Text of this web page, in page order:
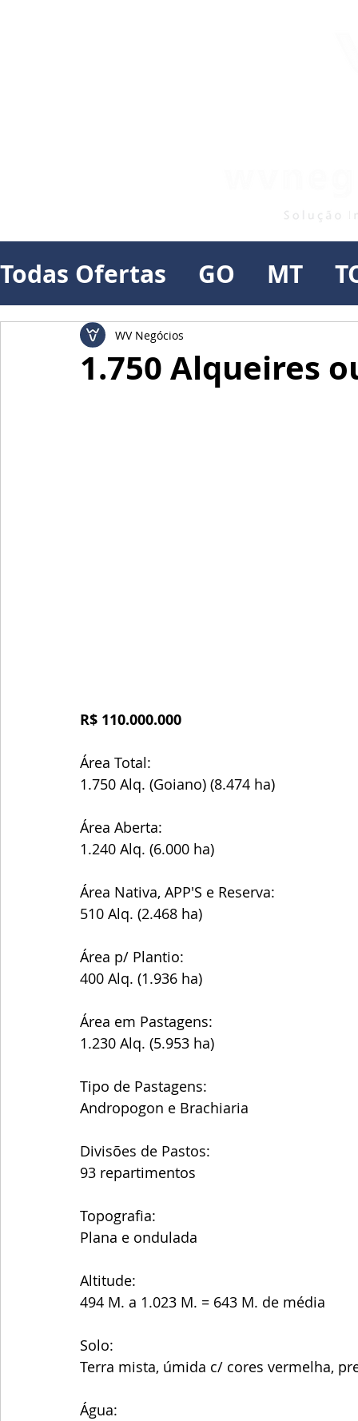
Todas Ofertas GO MT
1.750 Alqueires
WV Negócios
R$ 110.000.000
Área Total:
1.750 Alq. (Goiano) (8.474 ha)
Área Aberta:
1.240 Alq. (6.000 ha)
Área Nativa, APP'S e Reserva:
510 Alq. (2.468 ha)
Área p/ Plantio:
400 Alq. (1.936 ha)
Área em Pastagens:
1.230 Alq. (5.953 ha)
Tipo de Pastagens:
Andropogon e Brachiaria
Divisões de Pastos:
93 repartimentos
Topografia:
Plana e ondulada
Altitude:
494 M. a 1.023 M. = 643 M. de média
Solo:
Terra mista, úmida c/ cores vermelha,
Água: